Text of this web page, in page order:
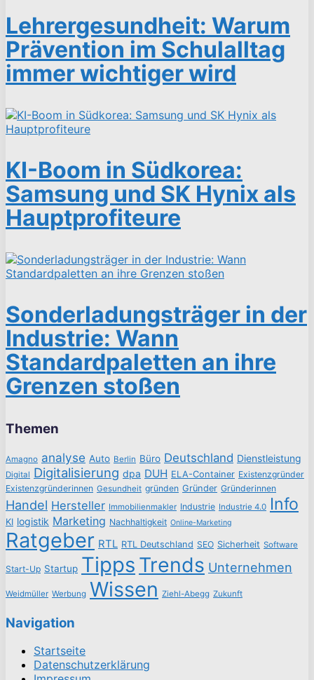
Lehrergesundheit: Warum
Prävention im Schulalltag
immer wichtiger wird
KI-Boom in Südkorea:
Samsung und SK Hynix als
Hauptprofiteure
Sonderladungsträger in der
Industrie: Wann
Standardpaletten an ihre
Grenzen stoßen
Themen
Amagno analyse Auto Berlin Büro Deutschland Dienstleistung
Digital Digitalisierung dpa DUH ELA-Container Existenzgründer
Existenzgründerinnen Gesundheit gründen Gründer Gründerinnen
Handel Hersteller Immobilienmakler Industrie Industrie 4.0 Info
KI logistik Marketing Nachhaltigkeit Online-Marketing
Ratgeber RTL RTL Deutschland SEO Sicherheit Software
Start-Up Startup Tipps Trends Unternehmen
Weidmüller Werbung Wissen Ziehl-Abegg Zukunft
Navigation
Startseite
Datenschutzerklärung